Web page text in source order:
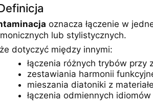
oznacza łączenie w
lub stylistycznych.
dotyczyć między innymi:
łączenia różnych trybów przy
zestawiania harmonii
mieszania diatoniki z
łączenia odmiennych